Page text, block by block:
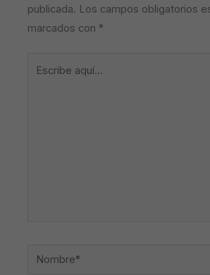
publicada. Los campos obligatorios
marcados con *
Nombre*